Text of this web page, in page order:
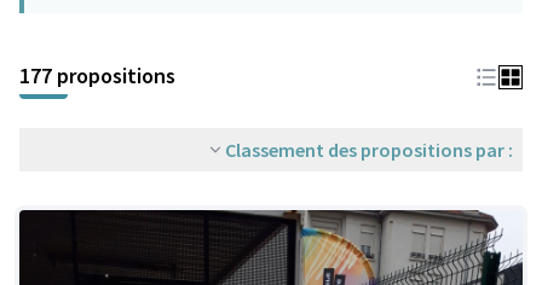
177 propositions
Classement des propositions par :